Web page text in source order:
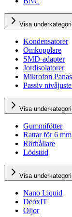
Visa
Kondensatorer
Omkopplare
SMD-adapter
Jordisolatorer
Mikrofon
Passiv
Visa
Gummifötter
Rattar för 6
Rörhållare
Lödstöd
Visa
Nano Liquid
DeoxIT
Oljor